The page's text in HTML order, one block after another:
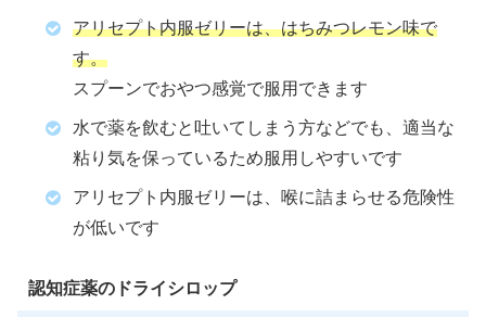
アリセプト内服ゼリーは、はちみつレモン味で
す。
スプーンでおやつ感覚で服用できます
水で薬を飲むと吐いてしまう方などでも、適当な
粘り気を保っているため服用しやすいです
アリセプト内服ゼリーは、喉に詰まらせる危険性
が低いです
認知症薬のドライシロップ